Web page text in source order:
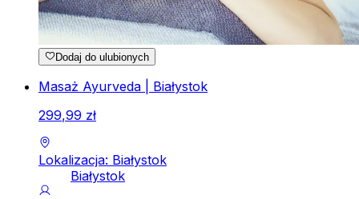
Dodaj do ulubionych
Masaż Ayurveda | Białystok
299,99 zł
Lokalizacja: Białystok
Białystok